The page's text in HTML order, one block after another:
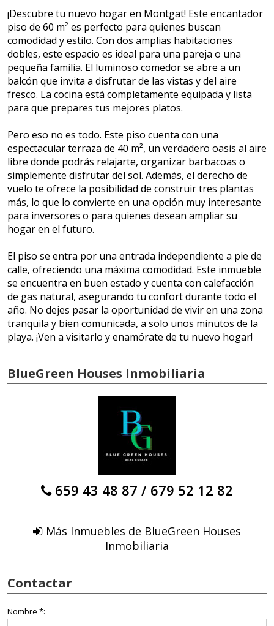
¡Descubre tu nuevo hogar en Montgat! Este encantador
piso de 60 m² es perfecto para quienes buscan
comodidad y estilo. Con dos amplias habitaciones
dobles, este espacio es ideal para una pareja o una
pequeña familia. El luminoso comedor se abre a un
balcón que invita a disfrutar de las vistas y del aire
fresco. La cocina está completamente equipada y lista
para que prepares tus mejores platos.
Pero eso no es todo. Este piso cuenta con una
espectacular terraza de 40 m², un verdadero oasis al aire
libre donde podrás relajarte, organizar barbacoas o
simplemente disfrutar del sol. Además, el derecho de
vuelo te ofrece la posibilidad de construir tres plantas
más, lo que lo convierte en una opción muy interesante
para inversores o para quienes desean ampliar su
hogar en el futuro.
El piso se entra por una entrada independiente a pie de
calle, ofreciendo una máxima comodidad. Este inmueble
se encuentra en buen estado y cuenta con calefacción
de gas natural, asegurando tu confort durante todo el
año. No dejes pasar la oportunidad de vivir en una zona
tranquila y bien comunicada, a solo unos minutos de la
playa. ¡Ven a visitarlo y enamórate de tu nuevo hogar!
BlueGreen Houses Inmobiliaria
659 43 48 87 / 679 52 12 82
Más Inmuebles de BlueGreen Houses
Inmobiliaria
Contactar
Nombre *: